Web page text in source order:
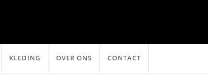
KLEDING OVER ONS CONTACT